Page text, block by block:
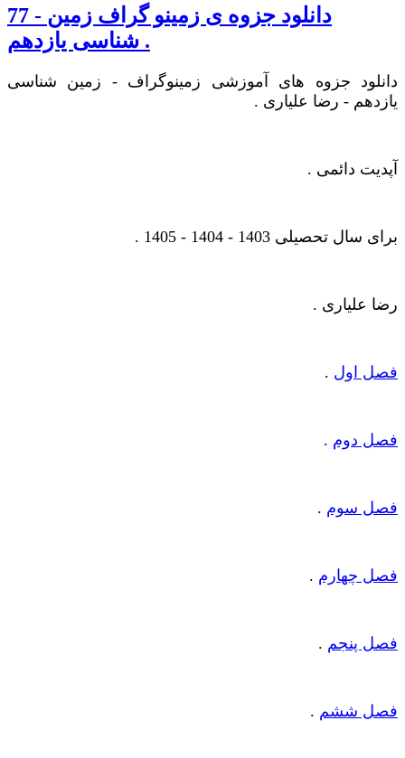
77 - دانلود جزوه ی زمینو گراف زمین
شناسی یازدهم .
دانلود جزوه های آموزشی زمینوگراف - زمین شناسی
یازدهم - رضا علیاری .
آپدیت دائمی .
برای سال تحصیلی 1403 - 1404 - 1405 .
رضا علیاری .
فصل اول .
فصل دوم .
فصل سوم .
فصل چهارم .
فصل پنجم .
فصل ششم .